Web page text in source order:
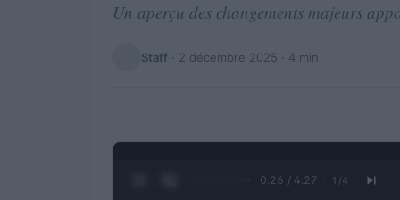
Un aperçu des changements majeurs
Staff · 2 décembre 2025 · 4 min
0:27 / 4:27 1 /4